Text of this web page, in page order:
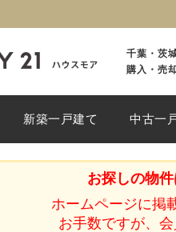
千葉・茨
購入・売
新築一戸建て 中古一
お探しの物
ホームページに掲
お手数ですが、